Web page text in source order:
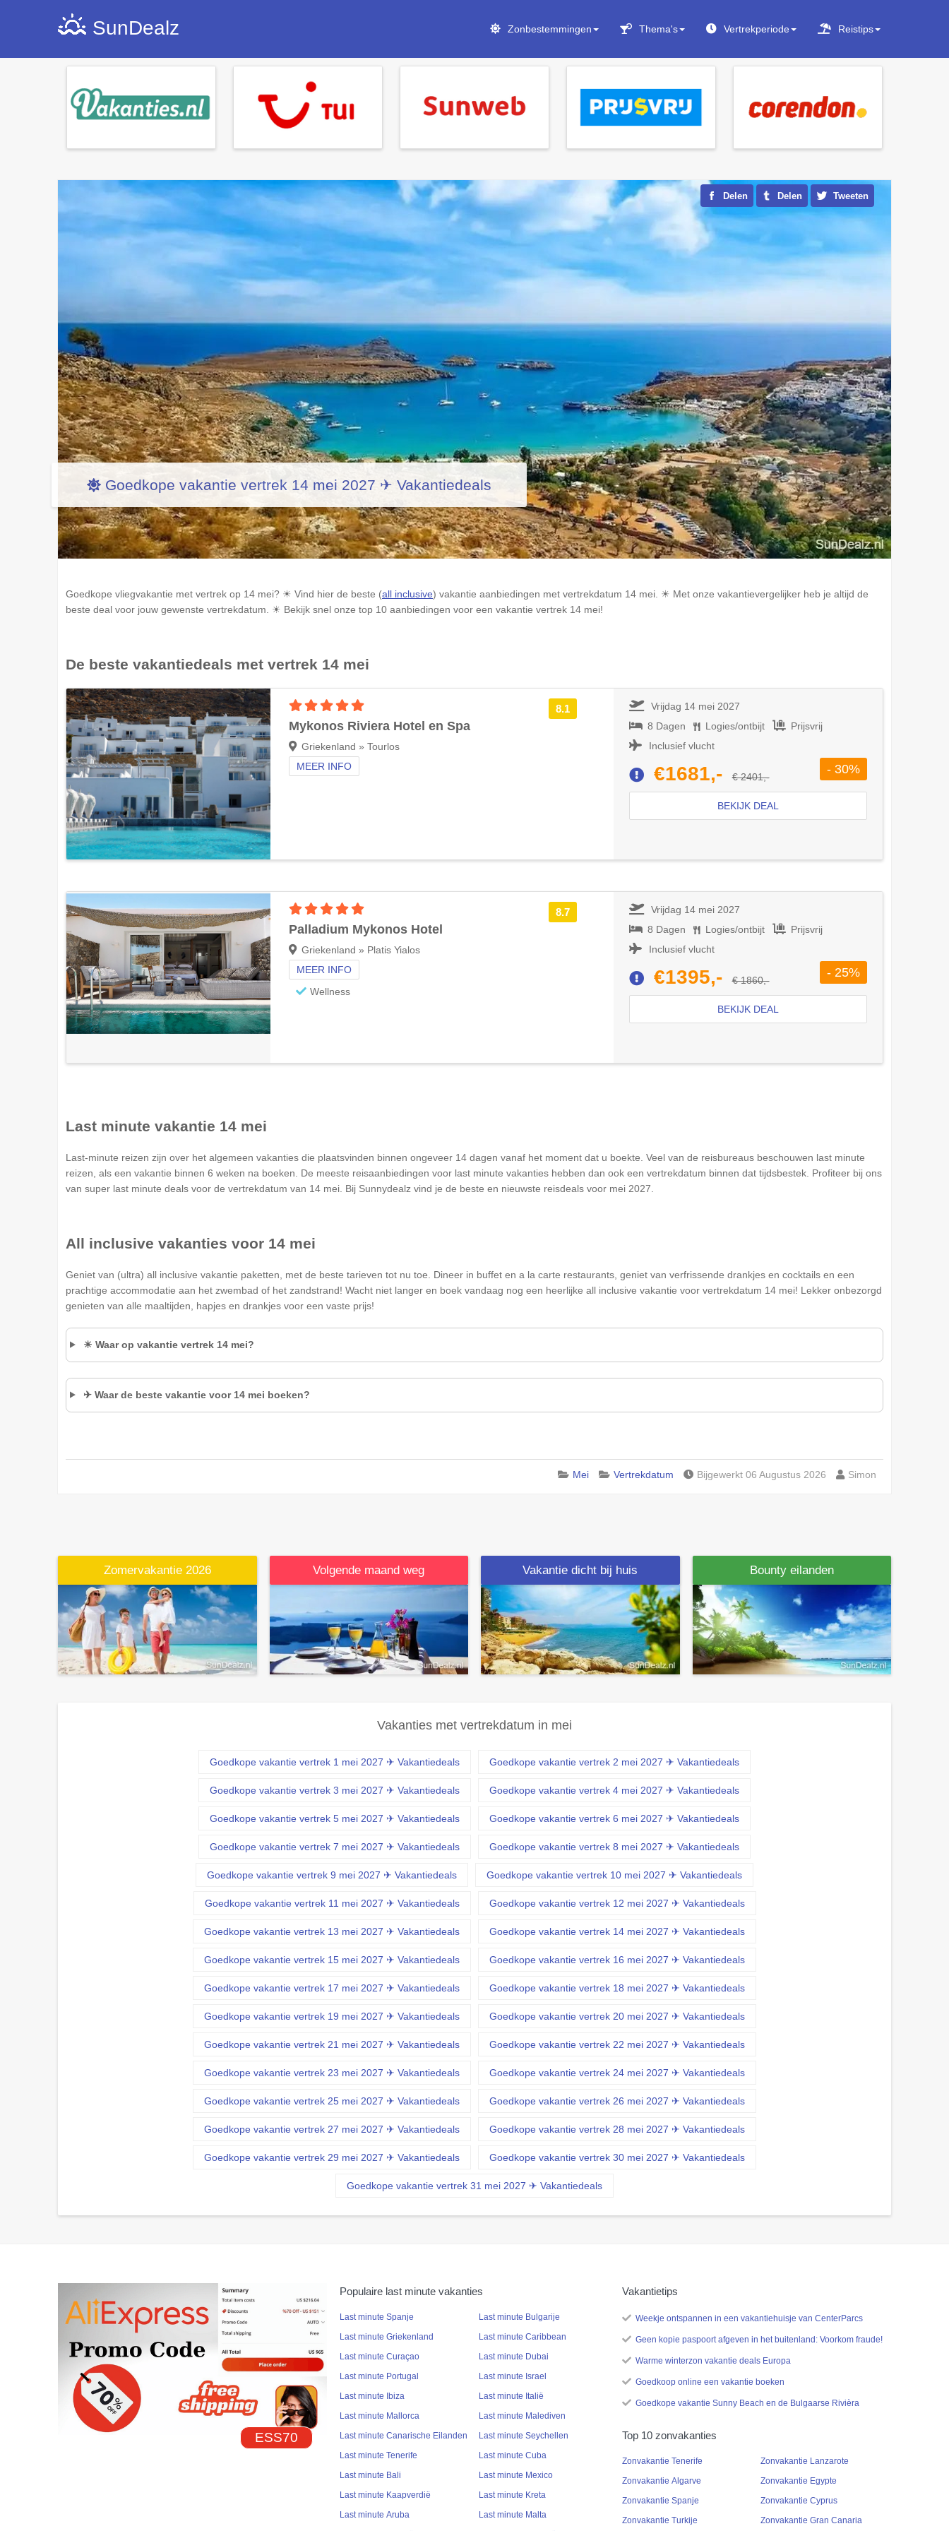
SunDealz Zonbestemmingen Thema's Vertrekperiode Reistips
Goedkope vakantie vertrek 14 mei 2027 ✈ Vakantiedeals
Delen Delen Tweeten
Goedkope vliegvakantie met vertrek op 14 mei? ☀ Vind hier de beste (all inclusive) vakantie aanbiedingen met vertrekdatum 14 mei. ☀ Met onze vakantievergelijker heb je altijd de
beste deal voor jouw gewenste vertrekdatum. ☀ Bekijk snel onze top 10 aanbiedingen voor een vakantie vertrek 14 mei!
De beste vakantiedeals met vertrek 14 mei
8.1
Mykonos Riviera Hotel en Spa
Griekenland » Tourlos
MEER INFO
Vrijdag 14 mei 2027
8 Dagen
Logies/ontbijt
Prijsvrij
Inclusief vlucht
€1681,- € 2401,-
- 30%
BEKIJK DEAL
8.7
Palladium Mykonos Hotel
Griekenland » Platis Yialos
MEER INFO
Wellness
Vrijdag 14 mei 2027
8 Dagen
Logies/ontbijt
Prijsvrij
Inclusief vlucht
€1395,- € 1860,-
- 25%
BEKIJK DEAL
Last minute vakantie 14 mei
Last-minute reizen zijn over het algemeen vakanties die plaatsvinden binnen ongeveer 14 dagen vanaf het moment dat u boekte. Veel van de reisbureaus beschouwen last minute
reizen, als een vakantie binnen 6 weken na boeken. De meeste reisaanbiedingen voor last minute vakanties hebben dan ook een vertrekdatum binnen dat tijdsbestek. Profiteer bij ons
van super last minute deals voor de vertrekdatum van 14 mei. Bij Sunnydealz vind je de beste en nieuwste reisdeals voor mei 2027.
All inclusive vakanties voor 14 mei
Geniet van (ultra) all inclusive vakantie paketten, met de beste tarieven tot nu toe. Dineer in buffet en a la carte restaurants, geniet van verfrissende drankjes en cocktails en een
prachtige accommodatie aan het zwembad of het zandstrand! Wacht niet langer en boek vandaag nog een heerlijke all inclusive vakantie voor vertrekdatum 14 mei! Lekker onbezorgd
genieten van alle maaltijden, hapjes en drankjes voor een vaste prijs!
☀ Waar op vakantie vertrek 14 mei?
✈ Waar de beste vakantie voor 14 mei boeken?
Mei Vertrekdatum Bijgewerkt 06 Augustus 2026 Simon
Zomervakantie 2026 Volgende maand weg Vakantie dicht bij huis Bounty eilanden
Vakanties met vertrekdatum in mei
Goedkope vakantie vertrek 1 mei 2027 ✈ Vakantiedeals Goedkope vakantie vertrek 2 mei 2027 ✈ Vakantiedeals
Goedkope vakantie vertrek 3 mei 2027 ✈ Vakantiedeals Goedkope vakantie vertrek 4 mei 2027 ✈ Vakantiedeals
Goedkope vakantie vertrek 5 mei 2027 ✈ Vakantiedeals Goedkope vakantie vertrek 6 mei 2027 ✈ Vakantiedeals
Goedkope vakantie vertrek 7 mei 2027 ✈ Vakantiedeals Goedkope vakantie vertrek 8 mei 2027 ✈ Vakantiedeals
Goedkope vakantie vertrek 9 mei 2027 ✈ Vakantiedeals Goedkope vakantie vertrek 10 mei 2027 ✈ Vakantiedeals
Goedkope vakantie vertrek 11 mei 2027 ✈ Vakantiedeals Goedkope vakantie vertrek 12 mei 2027 ✈ Vakantiedeals
Goedkope vakantie vertrek 13 mei 2027 ✈ Vakantiedeals Goedkope vakantie vertrek 14 mei 2027 ✈ Vakantiedeals
Goedkope vakantie vertrek 15 mei 2027 ✈ Vakantiedeals Goedkope vakantie vertrek 16 mei 2027 ✈ Vakantiedeals
Goedkope vakantie vertrek 17 mei 2027 ✈ Vakantiedeals Goedkope vakantie vertrek 18 mei 2027 ✈ Vakantiedeals
Goedkope vakantie vertrek 19 mei 2027 ✈ Vakantiedeals Goedkope vakantie vertrek 20 mei 2027 ✈ Vakantiedeals
Goedkope vakantie vertrek 21 mei 2027 ✈ Vakantiedeals Goedkope vakantie vertrek 22 mei 2027 ✈ Vakantiedeals
Goedkope vakantie vertrek 23 mei 2027 ✈ Vakantiedeals Goedkope vakantie vertrek 24 mei 2027 ✈ Vakantiedeals
Goedkope vakantie vertrek 25 mei 2027 ✈ Vakantiedeals Goedkope vakantie vertrek 26 mei 2027 ✈ Vakantiedeals
Goedkope vakantie vertrek 27 mei 2027 ✈ Vakantiedeals Goedkope vakantie vertrek 28 mei 2027 ✈ Vakantiedeals
Goedkope vakantie vertrek 29 mei 2027 ✈ Vakantiedeals Goedkope vakantie vertrek 30 mei 2027 ✈ Vakantiedeals
Goedkope vakantie vertrek 31 mei 2027 ✈ Vakantiedeals
ESS70
Populaire last minute vakanties
Last minute Spanje
Last minute Griekenland
Last minute Curaçao
Last minute Portugal
Last minute Ibiza
Last minute Mallorca
Last minute Canarische Eilanden
Last minute Tenerife
Last minute Bali
Last minute Kaapverdië
Last minute Aruba
Last minute Bulgarije
Last minute Caribbean
Last minute Dubai
Last minute Israel
Last minute Italië
Last minute Malediven
Last minute Seychellen
Last minute Cuba
Last minute Mexico
Last minute Kreta
Last minute Malta
Vakantietips
Weekje ontspannen in een vakantiehuisje van CenterParcs
Geen kopie paspoort afgeven in het buitenland: Voorkom fraude!
Warme winterzon vakantie deals Europa
Goedkoop online een vakantie boeken
Goedkope vakantie Sunny Beach en de Bulgaarse Rivièra
Top 10 zonvakanties
Zonvakantie Tenerife
Zonvakantie Algarve
Zonvakantie Spanje
Zonvakantie Turkije
Zonvakantie Lanzarote
Zonvakantie Egypte
Zonvakantie Cyprus
Zonvakantie Gran Canaria